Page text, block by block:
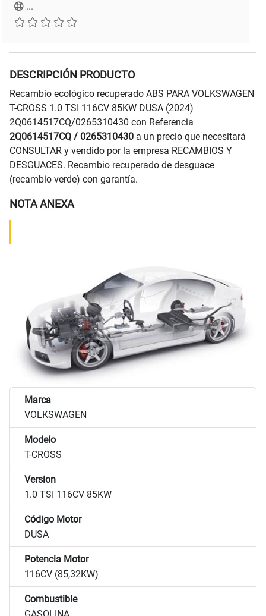
...
DESCRIPCIÓN PRODUCTO
Recambio ecológico recuperado ABS PARA VOLKSWAGEN
T-CROSS 1.0 TSI 116CV 85KW DUSA (2024)
2Q0614517CQ/0265310430 con Referencia
2Q0614517CQ / 0265310430 a un precio que necesitará
CONSULTAR y vendido por la empresa RECAMBIOS Y
DESGUACES. Recambio recuperado de desguace
(recambio verde) con garantía.
NOTA ANEXA
Marca
VOLKSWAGEN
Modelo
T-CROSS
Version
1.0 TSI 116CV 85KW
Código Motor
DUSA
Potencia Motor
116CV (85,32KW)
Combustible